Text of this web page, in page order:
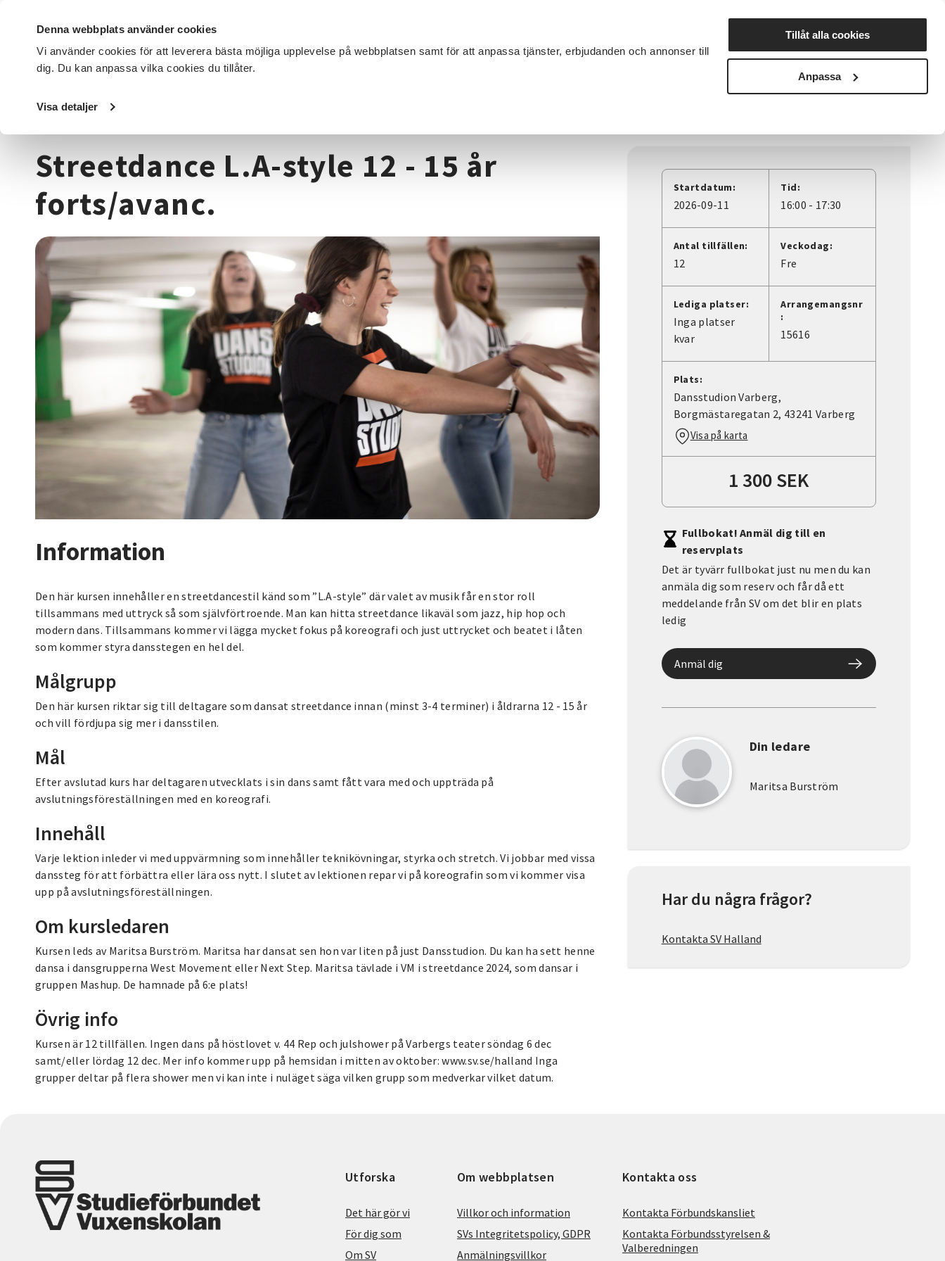
Denna webbplats använder cookies
Vi använder cookies för att leverera bästa möjliga upplevelse på webbplatsen samt för att anpassa tjänster, erbjudanden och annonser till
dig. Du kan anpassa vilka cookies du tillåter.
Visa detaljer
Tillåt alla cookies
Anpassa
DET HÄR GÖR VI FÖR DIG SOM SÖK KURSER OCH EVENEMANG Nyheter Avdelningar
Startsida / Kurser och evenemang
Streetdance L.A-style 12 - 15 år
forts/avanc.
Information
Den här kursen innehåller en streetdancestil känd som ”L.A-style” där valet av musik får en stor roll
tillsammans med uttryck så som självförtroende. Man kan hitta streetdance likaväl som jazz, hip hop och
modern dans. Tillsammans kommer vi lägga mycket fokus på koreografi och just uttrycket och beatet i låten
som kommer styra dansstegen en hel del.
Målgrupp
Den här kursen riktar sig till deltagare som dansat streetdance innan (minst 3-4 terminer) i åldrarna 12 - 15 år
och vill fördjupa sig mer i dansstilen.
Mål
Efter avslutad kurs har deltagaren utvecklats i sin dans samt fått vara med och uppträda på
avslutningsföreställningen med en koreografi.
Innehåll
Varje lektion inleder vi med uppvärmning som innehåller teknikövningar, styrka och stretch. Vi jobbar med vissa
danssteg för att förbättra eller lära oss nytt. I slutet av lektionen repar vi på koreografin som vi kommer visa
upp på avslutningsföreställningen.
Om kursledaren
Kursen leds av Maritsa Burström. Maritsa har dansat sen hon var liten på just Dansstudion. Du kan ha sett henne
dansa i dansgrupperna West Movement eller Next Step. Maritsa tävlade i VM i streetdance 2024, som dansar i
gruppen Mashup. De hamnade på 6:e plats!
Övrig info
Kursen är 12 tillfällen. Ingen dans på höstlovet v. 44 Rep och julshower på Varbergs teater söndag 6 dec
samt/eller lördag 12 dec. Mer info kommer upp på hemsidan i mitten av oktober: www.sv.se/halland Inga
grupper deltar på flera shower men vi kan inte i nuläget säga vilken grupp som medverkar vilket datum.
Startdatum:
2026-09-11
Tid:
16:00 - 17:30
Antal tillfällen:
12
Veckodag:
Fre
Lediga platser:
Inga platser
kvar
Arrangemangsnr
:
15616
Plats:
Dansstudion Varberg,
Borgmästaregatan 2, 43241 Varberg
Visa på karta
1 300 SEK
Fullbokat! Anmäl dig till en
reservplats
Det är tyvärr fullbokat just nu men du kan
anmäla dig som reserv och får då ett
meddelande från SV om det blir en plats
ledig
Anmäl dig
Din ledare
Maritsa Burström
Har du några frågor?
Kontakta SV Halland
Utforska
Det här gör vi
För dig som
Om SV
Om webbplatsen
Villkor och information
SVs Integritetspolicy, GDPR
Anmälningsvillkor
Kontakta oss
Kontakta Förbundskansliet
Kontakta Förbundsstyrelsen &
Valberedningen